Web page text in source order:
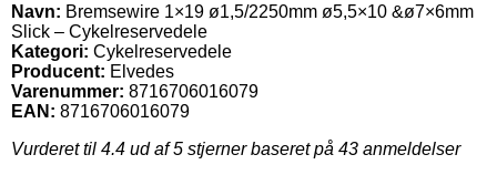
Navn: Bremsewire 1×19 ø1,5/2250mm ø5,5×10 &ø7×6mm
Slick – Cykelreservedele
Kategori: Cykelreservedele
Producent: Elvedes
Varenummer: 8716706016079
EAN: 8716706016079
Vurderet til 4.4 ud af 5 stjerner baseret på 43 anmeldelser